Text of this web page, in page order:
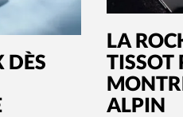
LA
TISSOT
ALPIN
DÈS